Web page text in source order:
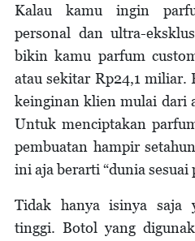
Kalau kamu ingin
personal dan ultra-
bikin kamu parfum
atau sekitar Rp24,1 miliar.
keinginan klien mulai dari
Untuk menciptakan
pembuatan hampir
ini aja berarti “dunia sesuai
Tidak hanya isinya saja
tinggi. Botol yang